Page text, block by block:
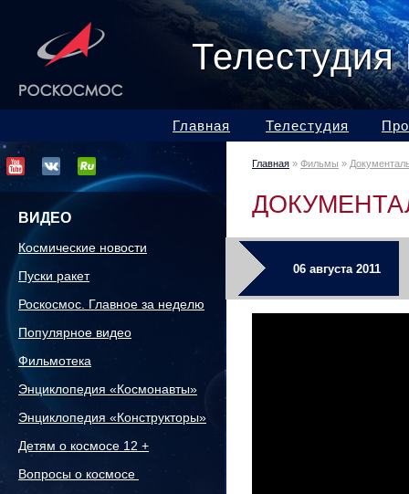
Главная Телестудия
ВИДЕО
Космические новости
Пуски ракет
Роскосмос. Главное за неделю
Популярное видео
Фильмотека
Энциклопедия «Космонавты»
Энциклопедия «Конструкторы»
Детям о космосе 12 +
Вопросы о космосе
Главная » Фильмы »
06 августа 2011